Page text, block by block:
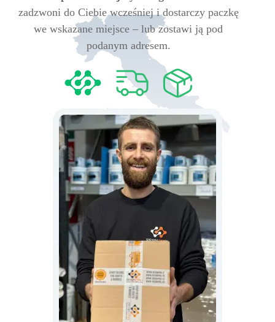
zadzwoni do Ciebie wcześniej i dostarczy paczkę
we wskazane miejsce – lub zostawi ją pod
podanym adresem.